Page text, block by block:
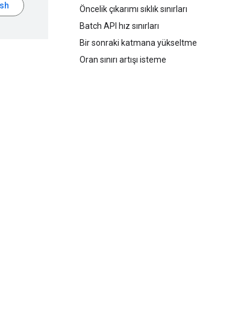
Öncelik çıkarımı sıklık sınırları
Batch API hız sınırları
Bir sonraki katmana yükseltme
Oran sınırı artışı isteme